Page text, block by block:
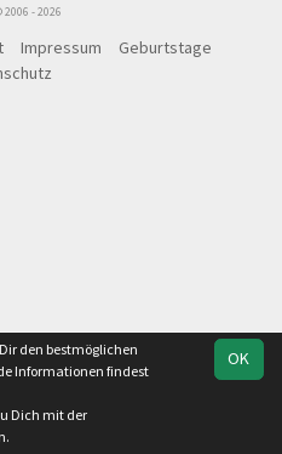
2006 - 2026
Impressum
Geburtstage
OK
den bestmöglichen
Informationen findest
Dich mit der